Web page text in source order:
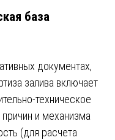
база
документах,
залива включает
техническое
и механизма
(для расчета